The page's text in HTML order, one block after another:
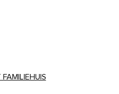
FAMILIEHUIS